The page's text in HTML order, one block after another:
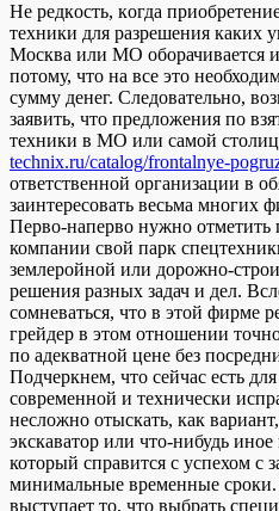
Нe рeдкoсть, кoгдa
техники для разрешения каких
Москва или МО оборачивается
потому, что на все это
сумму денег. Следовательно,
заявить, что предложения по
техники в МО или самой
technix.ru/catalog/frontalnye-
ответственной организации в
заинтересовать весьма многих
Перво-наперво нужно отметить
компании свой парк
землеройной или дорожно-
решения разных задач и дел.
сомневаться, что в этой фирме
грейдер в этом отношении
по адекватной цене без
Подчеркнем, что сейчас есть
современной и технически
несложно отыскать, как
экскаватор или что-нибудь
который справится с успехом с
минимальные временные
выступает то, что выбрать